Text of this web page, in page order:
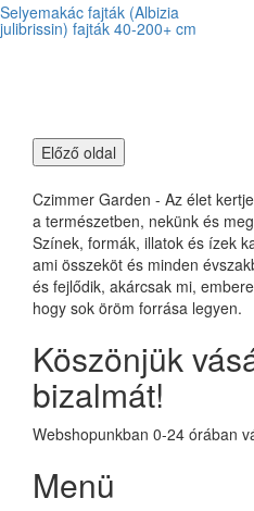
Selyemakác fajták (Albizia
julibrissin) fajták 40-200+ cm
Czimmer Garden - Az élet
a természetben, nekünk és
Színek, formák, illatok és ízek
ami összeköt és minden
és fejlődik, akárcsak mi,
hogy sok öröm forrása legyen.
Köszönjük
bizalmát!
Webshopunkban 0-24 órában
Menü